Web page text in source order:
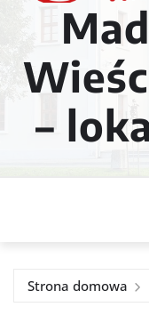
–
Strona domowa